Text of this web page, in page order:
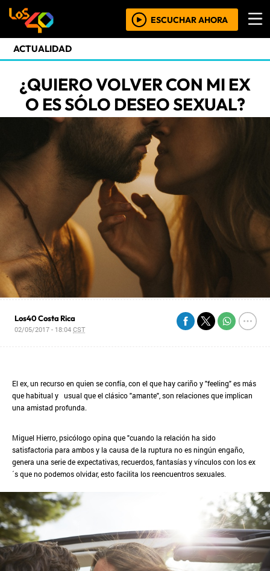
ESCUCHAR AHORA
ACTUALIDAD
¿QUIERO VOLVER CON MI EX
O ES SÓLO DESEO SEXUAL?
Los40 Costa Rica
02/05/2017 - 18:04CST
El ex, un recurso en quien se confía, con el que hay cariño y "feeling" es más
que habitual y usual que el clásico "amante", son relaciones que implican
una amistad profunda.
Miguel Hierro, psicólogo opina que "cuando la relación ha sido
satisfactoria para ambos y la causa de la ruptura no es ningún engaño,
genera una serie de expectativas, recuerdos, fantasías y vínculos con los ex
´s que no podemos olvidar, esto facilita los reencuentros sexuales.